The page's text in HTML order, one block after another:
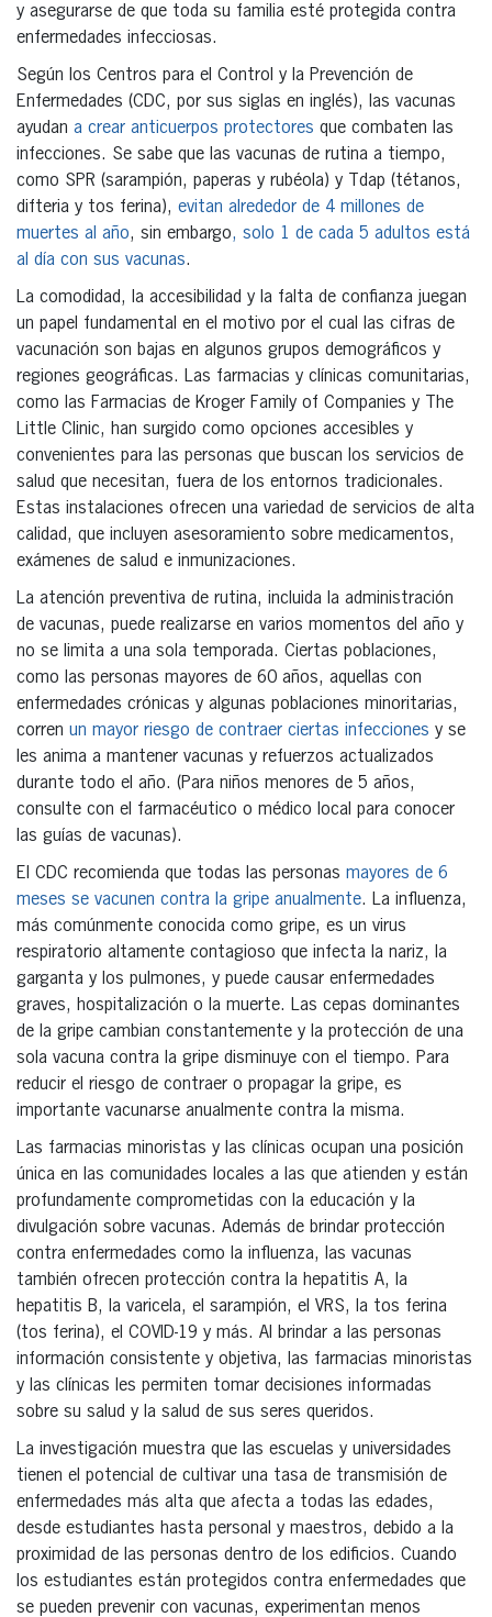
y asegurarse de que toda su familia esté protegida contra
enfermedades infecciosas.
Según los Centros para el Control y la Prevención de
Enfermedades (CDC, por sus siglas en inglés), las vacunas
ayudan a crear anticuerpos protectores que combaten las
infecciones. Se sabe que las vacunas de rutina a tiempo,
como SPR (sarampión, paperas y rubéola) y Tdap (tétanos,
difteria y tos ferina), evitan alrededor de 4 millones de
muertes al año, sin embargo, solo 1 de cada 5 adultos está
al día con sus vacunas.
La comodidad, la accesibilidad y la falta de confianza juegan
un papel fundamental en el motivo por el cual las cifras de
vacunación son bajas en algunos grupos demográficos y
regiones geográficas. Las farmacias y clínicas comunitarias,
como las Farmacias de Kroger Family of Companies y The
Little Clinic, han surgido como opciones accesibles y
convenientes para las personas que buscan los servicios de
salud que necesitan, fuera de los entornos tradicionales.
Estas instalaciones ofrecen una variedad de servicios de alta
calidad, que incluyen asesoramiento sobre medicamentos,
exámenes de salud e inmunizaciones.
La atención preventiva de rutina, incluida la administración
de vacunas, puede realizarse en varios momentos del año y
no se limita a una sola temporada. Ciertas poblaciones,
como las personas mayores de 60 años, aquellas con
enfermedades crónicas y algunas poblaciones minoritarias,
corren un mayor riesgo de contraer ciertas infecciones y se
les anima a mantener vacunas y refuerzos actualizados
durante todo el año. (Para niños menores de 5 años,
consulte con el farmacéutico o médico local para conocer
las guías de vacunas).
El CDC recomienda que todas las personas mayores de 6
meses se vacunen contra la gripe anualmente. La influenza,
más comúnmente conocida como gripe, es un virus
respiratorio altamente contagioso que infecta la nariz, la
garganta y los pulmones, y puede causar enfermedades
graves, hospitalización o la muerte. Las cepas dominantes
de la gripe cambian constantemente y la protección de una
sola vacuna contra la gripe disminuye con el tiempo. Para
reducir el riesgo de contraer o propagar la gripe, es
importante vacunarse anualmente contra la misma.
Las farmacias minoristas y las clínicas ocupan una posición
única en las comunidades locales a las que atienden y están
profundamente comprometidas con la educación y la
divulgación sobre vacunas. Además de brindar protección
contra enfermedades como la influenza, las vacunas
también ofrecen protección contra la hepatitis A, la
hepatitis B, la varicela, el sarampión, el VRS, la tos ferina
(tos ferina), el COVID-19 y más. Al brindar a las personas
información consistente y objetiva, las farmacias minoristas
y las clínicas les permiten tomar decisiones informadas
sobre su salud y la salud de sus seres queridos.
La investigación muestra que las escuelas y universidades
tienen el potencial de cultivar una tasa de transmisión de
enfermedades más alta que afecta a todas las edades,
desde estudiantes hasta personal y maestros, debido a la
proximidad de las personas dentro de los edificios. Cuando
los estudiantes están protegidos contra enfermedades que
se pueden prevenir con vacunas, experimentan menos